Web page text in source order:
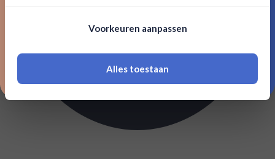
18 jaar of ouder zijn
Voorkeuren aanpassen
Alles toestaan